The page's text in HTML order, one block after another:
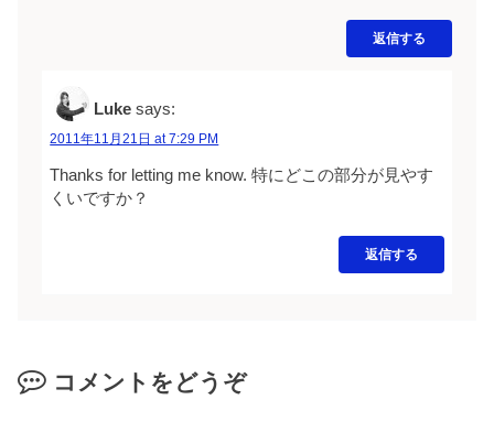
返信する
Luke says:
2011年11月21日 at 7:29 PM
Thanks for letting me know. 特にどこの部分が見やす
くいですか？
返信する
コメントをどうぞ